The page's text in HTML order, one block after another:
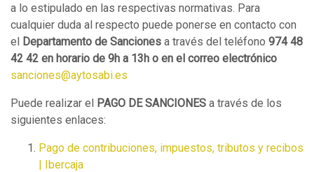
a lo estipulado en las respectivas normativas. Para
cualquier duda al respecto puede ponerse en contacto con
el Departamento de Sanciones a través del teléfono 974 48
42 42 en horario de 9h a 13h o en el correo electrónico
sanciones@aytosabi.es
Puede realizar el PAGO DE SANCIONES a través de los
siguientes enlaces:
Pago de contribuciones, impuestos, tributos y recibos
| Ibercaja